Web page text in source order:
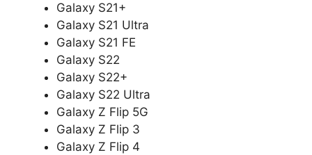
Galaxy S21+
Galaxy S21 Ultra
Galaxy S21 FE
Galaxy S22
Galaxy S22+
Galaxy S22 Ultra
Galaxy Z Flip 5G
Galaxy Z Flip 3
Galaxy Z Flip 4